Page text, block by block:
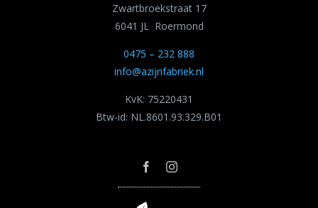
Zwartbroekstraat 17
6041 JL Roermond
0475 – 232 888
info@azijnfabriek.nl
KvK: 75220431
Btw-id: NL.8601.93.329.B01